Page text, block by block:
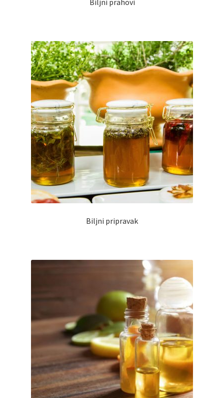
Biljni prahovi
Biljni pripravak